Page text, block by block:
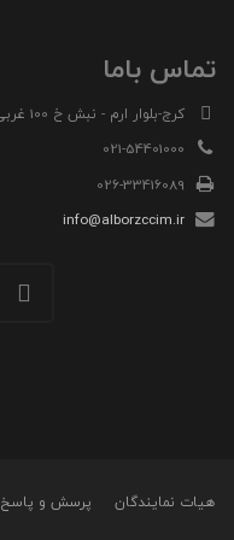
تماس باما
کرج-بلوار ارم - نبش خ 100 غربی - ساختمان آناهیتا
021-54401000
026-33416089
info@alborzccim.ir
هیات نمایندگان پرسش و پاسخ